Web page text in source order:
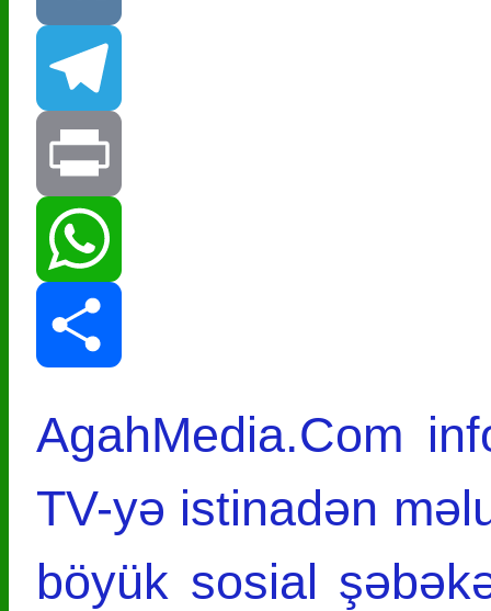
VK
Telegram
Print
WhatsApp
Share
AgahMedia.Com
TV-yə istinadən
böyük sosial